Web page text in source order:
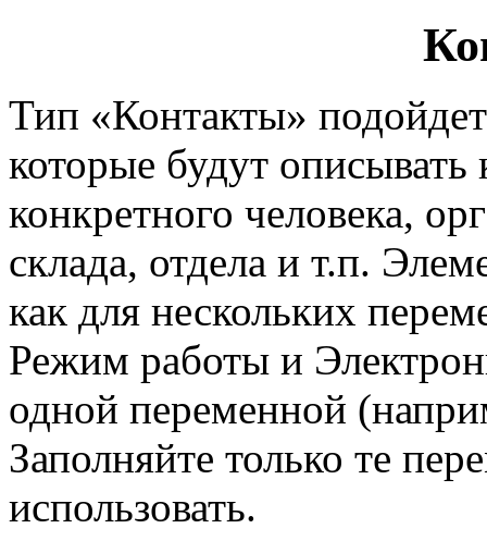
Тип «Контакты»
которые будут
конкретного человека,
склада, отдела и т.п.
как для нескольких
Режим работы и
одной переменной
Заполняйте только те
использовать.